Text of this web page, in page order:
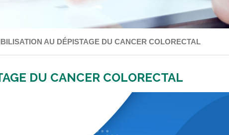
AU DÉPISTAGE DU CANCER COLORECTAL
DU CANCER COLORECTAL